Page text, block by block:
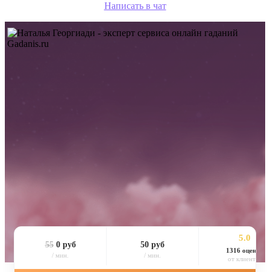
Написать в чат
550 руб
/ мин.
50 руб
/ мин.
5.0
1316 оценок
от клиентов